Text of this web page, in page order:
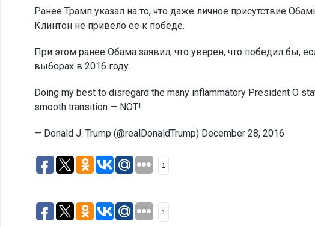
Ранее Трамп указал на то, что даже личное присутствие
Клинтон не привело ее к победе.
При этом ранее Обама заявил, что уверен, что победил бы,
выборах в 2016 году.
Doing my best to disregard the many inflammatory President O
smooth transition — NOT!
— Donald J. Trump (@realDonaldTrump) December 28, 2016
1
1